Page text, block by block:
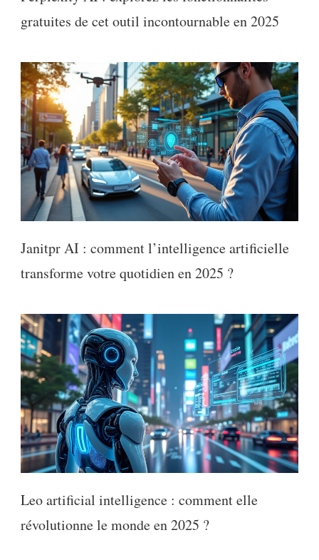
gratuites de cet outil incontournable en 2025
Janitpr AI : comment l’intelligence artificielle
transforme votre quotidien en 2025 ?
Leo artificial intelligence : comment elle
révolutionne le monde en 2025 ?